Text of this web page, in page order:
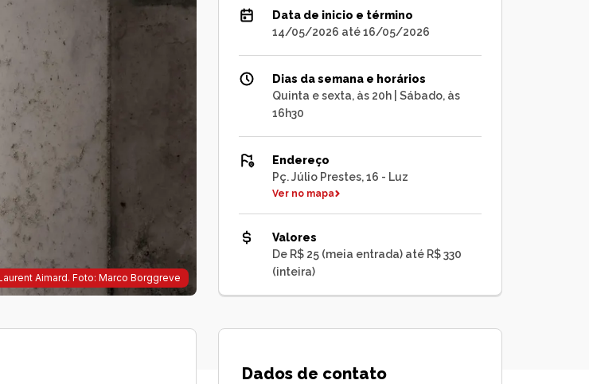
Aimard. Foto: Marco Borggreve
Data de inicio e término
14/05/2026 até 16/05/2026
Dias da semana e horários
Quinta e sexta, às 20h | Sábado, às
16h30
Endereço
Pç. Júlio Prestes, 16 - Luz
Ver no mapa
Valores
De R$ 25 (meia entrada) até R$ 330
(inteira)
Dados de contato